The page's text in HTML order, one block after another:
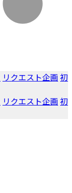
リクエスト企画 初
リクエスト企画 初